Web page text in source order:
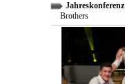
Jahreskonferenz
Brothers